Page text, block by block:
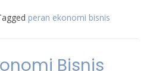
peran ekonomi bisnis
Bisnis